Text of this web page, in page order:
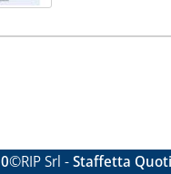
©RIP Srl -Staffetta